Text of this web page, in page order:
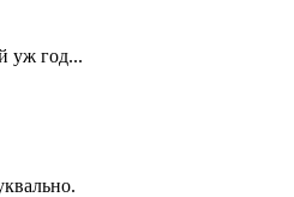
уж год...